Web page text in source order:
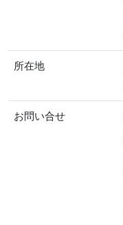
所在地
お問い合せ